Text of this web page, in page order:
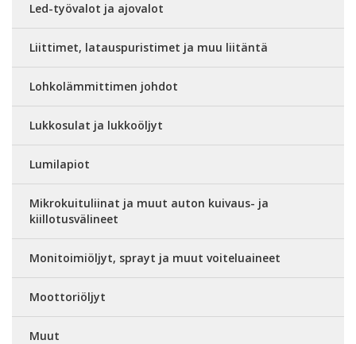
Led-työvalot ja ajovalot
Liittimet, latauspuristimet ja muu liitäntä
Lohkolämmittimen johdot
Lukkosulat ja lukkoöljyt
Lumilapiot
Mikrokuituliinat ja muut auton kuivaus- ja
kiillotusvälineet
Monitoimiöljyt, sprayt ja muut voiteluaineet
Moottoriöljyt
Muut